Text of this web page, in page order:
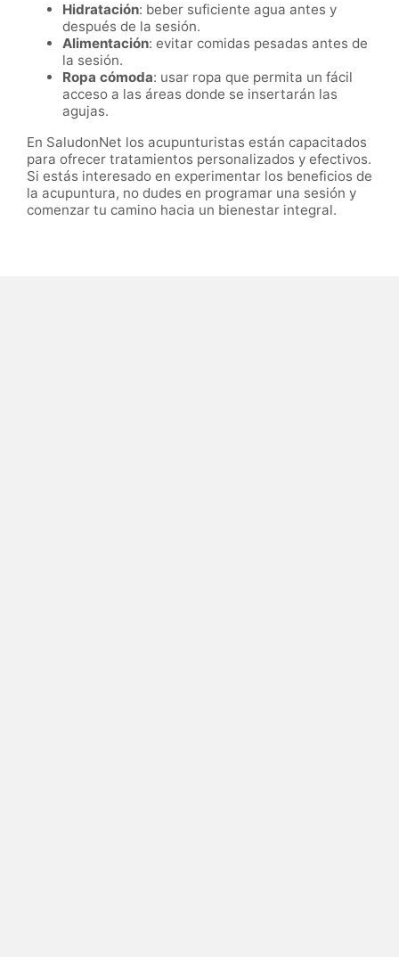
Hidratación: beber suficiente agua antes y
después de la sesión.
Alimentación: evitar comidas pesadas antes de
la sesión.
Ropa cómoda: usar ropa que permita un fácil
acceso a las áreas donde se insertarán las
agujas.
En SaludonNet los acupunturistas están capacitados
para ofrecer tratamientos personalizados y efectivos.
Si estás interesado en experimentar los beneficios de
la acupuntura, no dudes en programar una sesión y
comenzar tu camino hacia un bienestar integral.